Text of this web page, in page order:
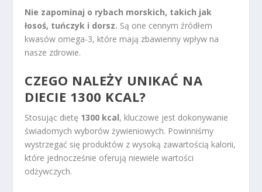
Nie zapominaj o rybach morskich, takich jak
łosoś, tuńczyk i dorsz. Są one cennym źródłem
kwasów omega-3, które mają zbawienny wpływ na
nasze zdrowie.
CZEGO NALEŻY UNIKAĆ NA
DIECIE 1300 KCAL?
Stosując dietę 1300 kcal, kluczowe jest dokonywanie
świadomych wyborów żywieniowych. Powinniśmy
wystrzegać się produktów z wysoką zawartością kalorii,
które jednocześnie oferują niewiele wartości
odżywczych.